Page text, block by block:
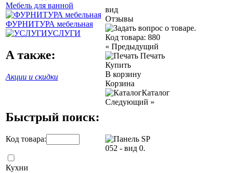
Мебель для ванной
ФУРНИТУРА мебельная
УСЛУГИ
А также:
Акции и скидки
Быстрый поиск:
Код товара:
Кухни
вид
Отзывы
Код товара: 880
« Предыдущий
Печать
Купить
В корзину
Корзина
Каталог
Следующий »